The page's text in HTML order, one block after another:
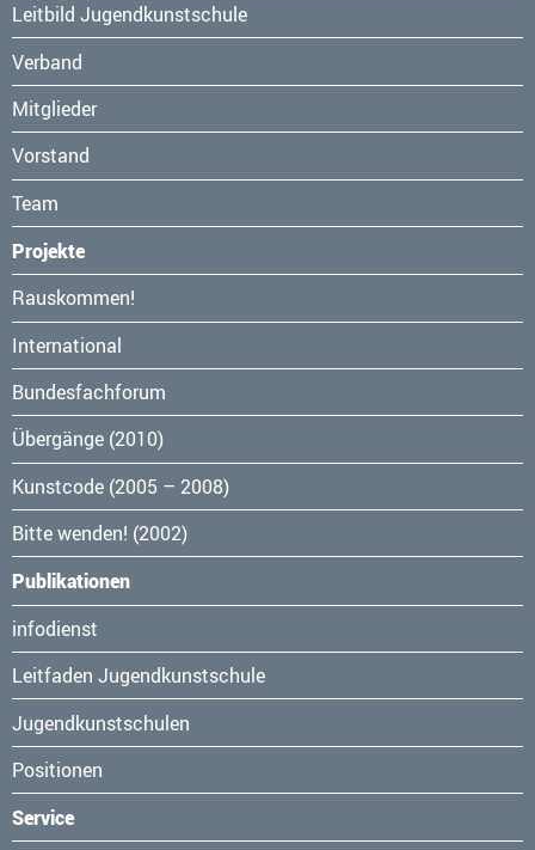
Leitbild Jugendkunstschule
Verband
Mitglieder
Vorstand
Team
Projekte
Navigation
überspringen
Rauskommen!
International
Bundesfachforum
Übergänge (2010)
Kunstcode (2005 – 2008)
Bitte wenden! (2002)
Publikationen
Navigation
überspringen
infodienst
Leitfaden Jugendkunstschule
Jugendkunstschulen
Positionen
Service